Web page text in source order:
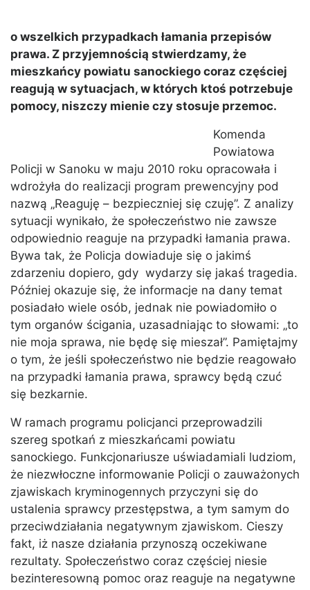
o wszelkich przypadkach łamania przepisów
prawa. Z przyjemnością stwierdzamy, że
mieszkańcy powiatu sanockiego coraz częściej
reagują w sytuacjach, w których ktoś potrzebuje
pomocy, niszczy mienie czy stosuje przemoc.
Komenda
Powiatowa
Policji w Sanoku w maju 2010 roku opracowała i
wdrożyła do realizacji program prewencyjny pod
nazwą „Reaguję – bezpieczniej się czuję”. Z analizy
sytuacji wynikało, że społeczeństwo nie zawsze
odpowiednio reaguje na przypadki łamania prawa.
Bywa tak, że Policja dowiaduje się o jakimś
zdarzeniu dopiero, gdy wydarzy się jakaś tragedia.
Później okazuje się, że informacje na dany temat
posiadało wiele osób, jednak nie powiadomiło o
tym organów ścigania, uzasadniając to słowami: „to
nie moja sprawa, nie będę się mieszał”. Pamiętajmy
o tym, że jeśli społeczeństwo nie będzie reagowało
na przypadki łamania prawa, sprawcy będą czuć
się bezkarnie.
W ramach programu policjanci przeprowadzili
szereg spotkań z mieszkańcami powiatu
sanockiego. Funkcjonariusze uświadamiali ludziom,
że niezwłoczne informowanie Policji o zauważonych
zjawiskach kryminogennych przyczyni się do
ustalenia sprawcy przestępstwa, a tym samym do
przeciwdziałania negatywnym zjawiskom. Cieszy
fakt, iż nasze działania przynoszą oczekiwane
rezultaty. Społeczeństwo coraz częściej niesie
bezinteresowną pomoc oraz reaguje na negatywne